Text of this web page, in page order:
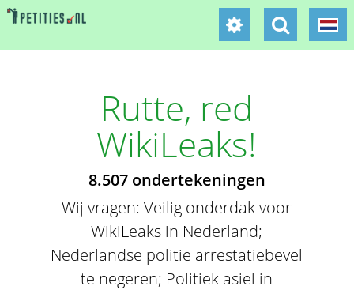
Rutte, red
WikiLeaks!
8.507 ondertekeningen
Wij vragen: Veilig onderdak voor
WikiLeaks in Nederland;
Nederlandse politie arrestatiebevel
te negeren; Politiek asiel in